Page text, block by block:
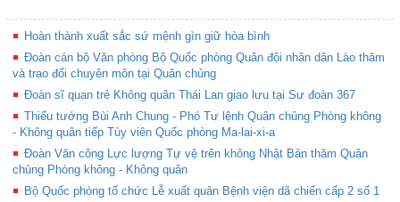
Hoàn thành xuất sắc sứ mệnh gìn giữ hòa bình
Đoàn cán bộ Văn phòng Bộ Quốc phòng Quân đội nhân dân Lào thăm
và trao đổi chuyên môn tại Quân chủng
Đoàn sĩ quan trẻ Không quân Thái Lan giao lưu tại Sư đoàn 367
Thiếu tướng Bùi Anh Chung - Phó Tư lệnh Quân chủng Phòng không
- Không quân tiếp Tùy viên Quốc phòng Ma-lai-xi-a
Đoàn Văn công Lực lượng Tự vệ trên không Nhật Bản thăm Quân
chủng Phòng không - Không quân
Bộ Quốc phòng tổ chức Lễ xuất quân Bệnh viện dã chiến cấp 2 số 1